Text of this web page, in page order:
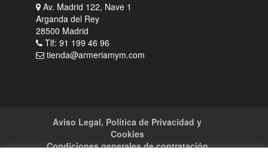
Av. Madrid 122, Nave 1
Arganda del Rey
28500 Madrid
Tlf: 91 199 46 96
tienda@armeriamym.com
Aviso Legal, Política de Privacidad y
Cookies
Condiciones generales de contratación